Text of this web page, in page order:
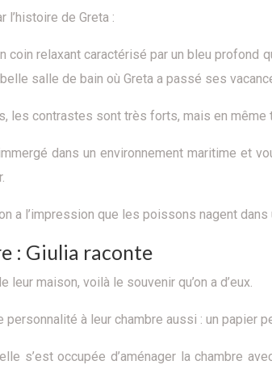
l’histoire de Greta :
coin relaxant caractérisé par un bleu
salle de bain où Greta a passé ses
les contrastes sont très forts, mais en
dans un environnement maritime et
a l’impression que les poissons nagent dans
: Giulia raconte
leur maison, voilà le souvenir qu’on a d’eux.
personnalité à leur chambre aussi : un
s’est occupée d’aménager la chambre